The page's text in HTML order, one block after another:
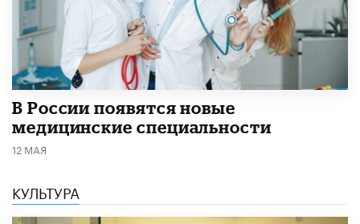
В России появятся новые
медицинские специальности
12 МАЯ
КУЛЬТУРА